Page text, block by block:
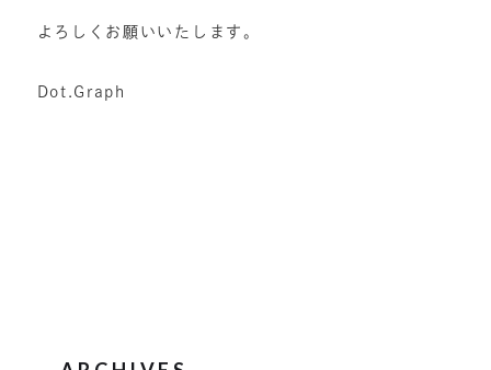
よろしくお願いいたします。
Dot.Graph